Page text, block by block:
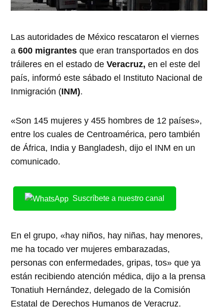
Las autoridades de México rescataron el viernes
a600 migrantes que eran transportados en dos
tráileres en el estado deVeracruz, en el este del
país, informó este sábado el Instituto Nacional de
Inmigración (INM).
«Son 145 mujeres y 455 hombres de 12 países»,
entre los cuales de Centroamérica, pero también
de África, India y Bangladesh, dijo el INM en un
comunicado.
Suscríbete a nuestro canal
En el grupo, «hay niños, hay niñas, hay menores,
me ha tocado ver mujeres embarazadas,
personas con enfermedades, gripas, tos» que ya
están recibiendo atención médica, dijo a la prensa
Tonatiuh Hernández, delegado de la Comisión
Estatal de Derechos Humanos de Veracruz.